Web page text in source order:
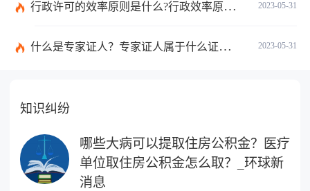
2023-05-31
行政许可的效率原则是什么?行政效率原则主要有哪三项要求？
2023-05-31
什么是专家证人？专家证人属于什么证据？
知识纠纷
哪些大病可以提取住房公积金？医疗
单位取住房公积金怎么取？_环球新
消息